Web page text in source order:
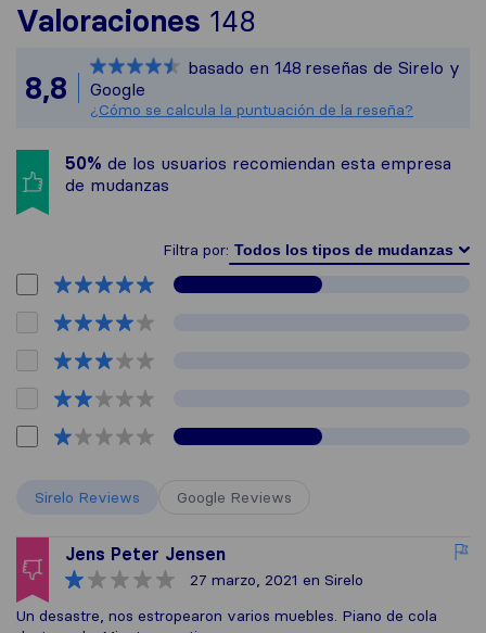
Valoraciones 148
Todas las
8,8
basado en 148 reseñas de Sirelo y
Google
¿Cómo se calcula la puntuación de la reseña?
50% de los usuarios recomiendan esta empresa
de mudanzas
Filtra por:
Sirelo Reviews Google Reviews
Jens Peter Jensen
27 marzo, 2021 en Sirelo
Un desastre, nos estropearon varios muebles. Piano de cola